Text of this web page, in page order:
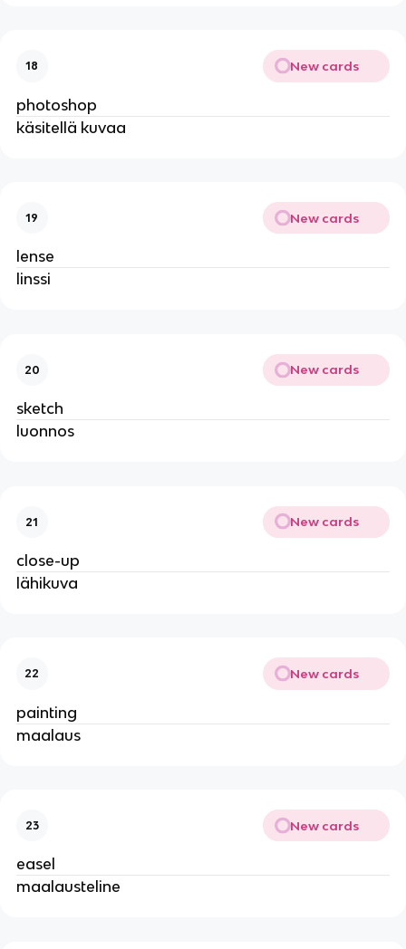
18 New cards
photoshop
käsitellä kuvaa
19 New cards
lense
linssi
20 New cards
sketch
luonnos
21 New cards
close-up
lähikuva
22 New cards
painting
maalaus
23 New cards
easel
maalausteline